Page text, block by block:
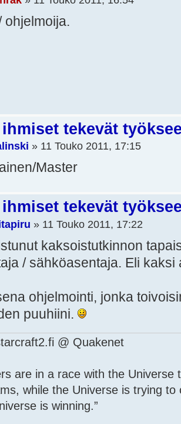
ohjelmoija.
tekevät
» 11 Touko 2011, 17:15
Master
tekevät
» 11 Touko 2011, 17:22
kaksoistutkinnon
/ sähköasentaja. Eli kaksi
ohjelmointi, jonka
puuhiini.
@ Quakenet
are in a race with the
while the Universe is trying
is winning.”